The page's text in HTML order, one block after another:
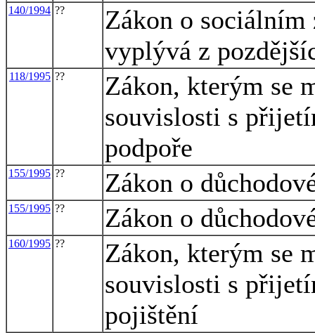
140/1994 ??
Zákon o sociálním
vyplývá z
118/1995 ??
Zákon, kterým se
souvislosti s
podpoře
155/1995 ?? Zákon o
155/1995 ?? Zákon o
160/1995 ??
Zákon, kterým se
souvislosti s
pojištění